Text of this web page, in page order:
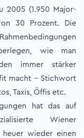
2005 (1.950 Major-
30 Prozent. Die
wie man
immer stärker
macht – Stichwort
Taxis, Öffis etc.
hat das auf
Wiener
heuer wieder einen